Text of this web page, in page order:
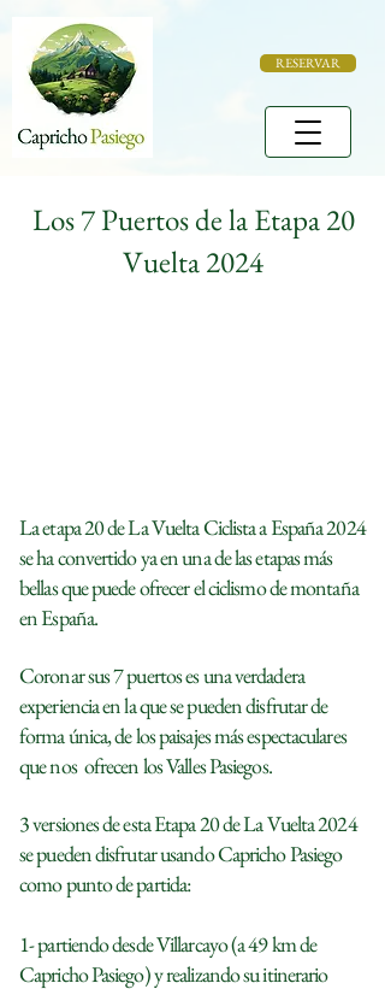
RESERVAR
Los 7 Puertos de la Etapa 20
Vuelta 2024
La etapa 20 de La Vuelta Ciclista a España 2024
se ha convertido ya en una de las etapas más
bellas que puede ofrecer el ciclismo de montaña
en España.
Coronar sus 7 puertos es una verdadera
experiencia en la que se pueden disfrutar de
forma única, de los paisajes más espectaculares
que nos ofrecen los Valles Pasiegos.
3 versiones de esta Etapa 20 de La Vuelta 2024
se pueden disfrutar usando Capricho Pasiego
como punto de partida:
1- partiendo desde Villarcayo (a 49 km de
Capricho Pasiego) y realizando su itinerario